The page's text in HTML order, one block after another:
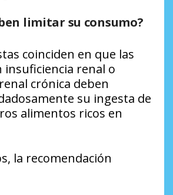
limitar su consumo?
coinciden en que las
insuficiencia renal o
crónica deben
su ingesta de
alimentos ricos en
la recomendación